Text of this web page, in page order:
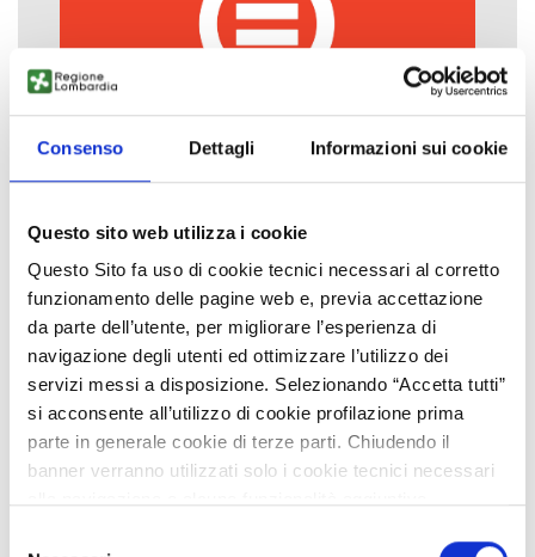
Consenso Dettagli Informazioni sui cookie
Questo sito web utilizza i cookie
Questo Sito fa uso di cookie tecnici necessari al corretto
funzionamento delle pagine web e, previa accettazione
da parte dell’utente, per migliorare l’esperienza di
navigazione degli utenti ed ottimizzare l’utilizzo dei
servizi messi a disposizione. Selezionando “Accetta tutti”
si acconsente all’utilizzo di cookie profilazione prima
parte in generale cookie di terze parti. Chiudendo il
banner verranno utilizzati solo i cookie tecnici necessari